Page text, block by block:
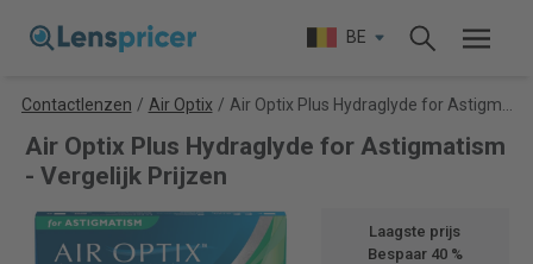
BE
Contactlenzen / Air Optix / Air Optix Plus Hydraglyde for Astigmatism
Air Optix Plus Hydraglyde for Astigmatism
- Vergelijk Prijzen
Laagste prijs
Bespaar 40 %